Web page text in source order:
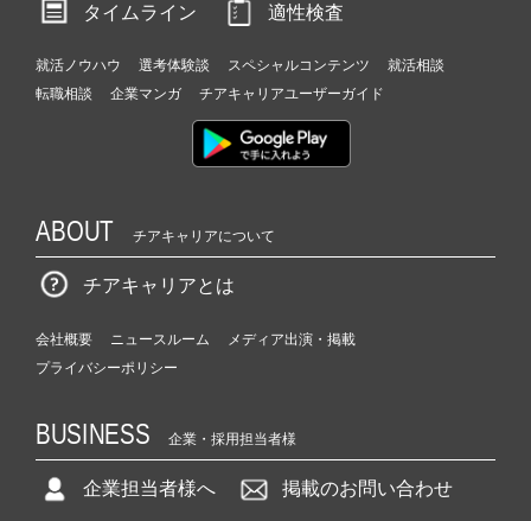
タイムライン
適性検査
就活ノウハウ 選考体験談 スペシャルコンテンツ
就活相談
転職相談
企業マンガ チアキャリアユーザーガイド
ABOUT チアキャリアについて
チアキャリアとは
会社概要 ニュースルーム
メディア出演・掲載
プライバシーポリシー
BUSINESS 企業・採用担当者様
企業担当者様へ 掲載のお問い合わせ